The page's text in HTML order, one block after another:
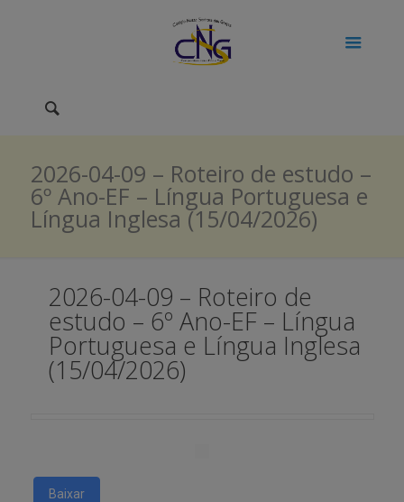
2026-04-09 – Roteiro de estudo –
6º Ano-EF – Língua Portuguesa e
Língua Inglesa (15/04/2026)
2026-04-09 – Roteiro de
estudo – 6º Ano-EF – Língua
Portuguesa e Língua Inglesa
(15/04/2026)
Baixar